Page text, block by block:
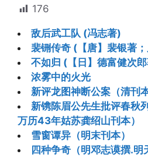
176
敌后武工队 (冯志著)
裴铏传奇 (【唐】裴银著
不如归 (【日】德富健次
浓雾中的火光
新评龙图神断公案（清刊本
新镌陈眉公先生批评春秋
万历43年姑苏龚绍山刊本）
雪窗谭异（明末刊本）
四种争奇（明邓志谟撰.明